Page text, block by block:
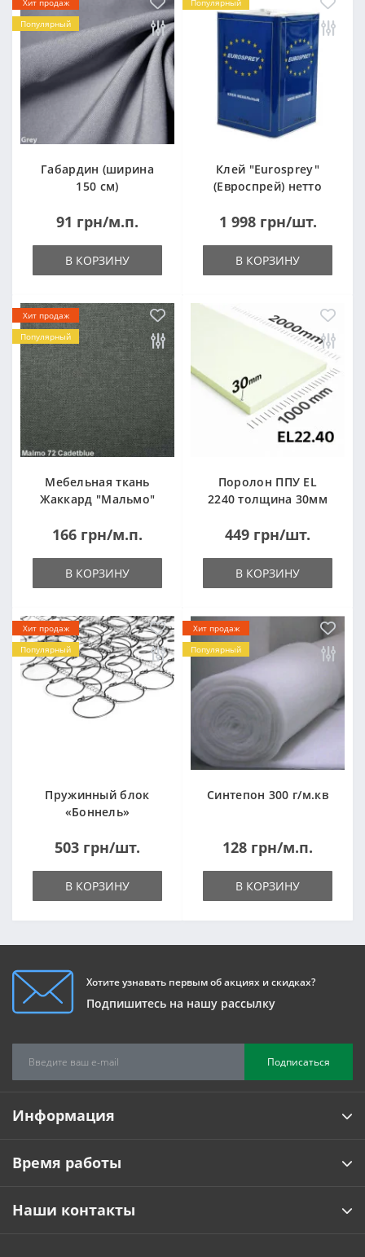
Хит продаж
Популярный
Габардин (ширина
150 см)
91 грн/м.п.
В КОРЗИНУ
Популярный
Клей "Eurosprey"
(Евроспрей) нетто
1 998 грн/шт.
В КОРЗИНУ
Хит продаж
Популярный
Мебельная ткань
Жаккард "Мальмо"
166 грн/м.п.
В КОРЗИНУ
Поролон ППУ EL
2240 толщина 30мм
(1000x2000мм)
449 грн/шт.
В КОРЗИНУ
Хит продаж
Популярный
Пружинный блок
«Боннель»
503 грн/шт.
В КОРЗИНУ
Хит продаж
Популярный
Синтепон 300 г/м.кв
128 грн/м.п.
В КОРЗИНУ
Хотите узнавать первым об акциях и скидках?
Подпишитесь на нашу рассылку
Подписаться
Информация
Время работы
Наши контакты